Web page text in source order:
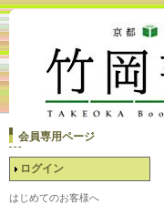
会員専用ページ
ログイン
はじめてのお客様へ